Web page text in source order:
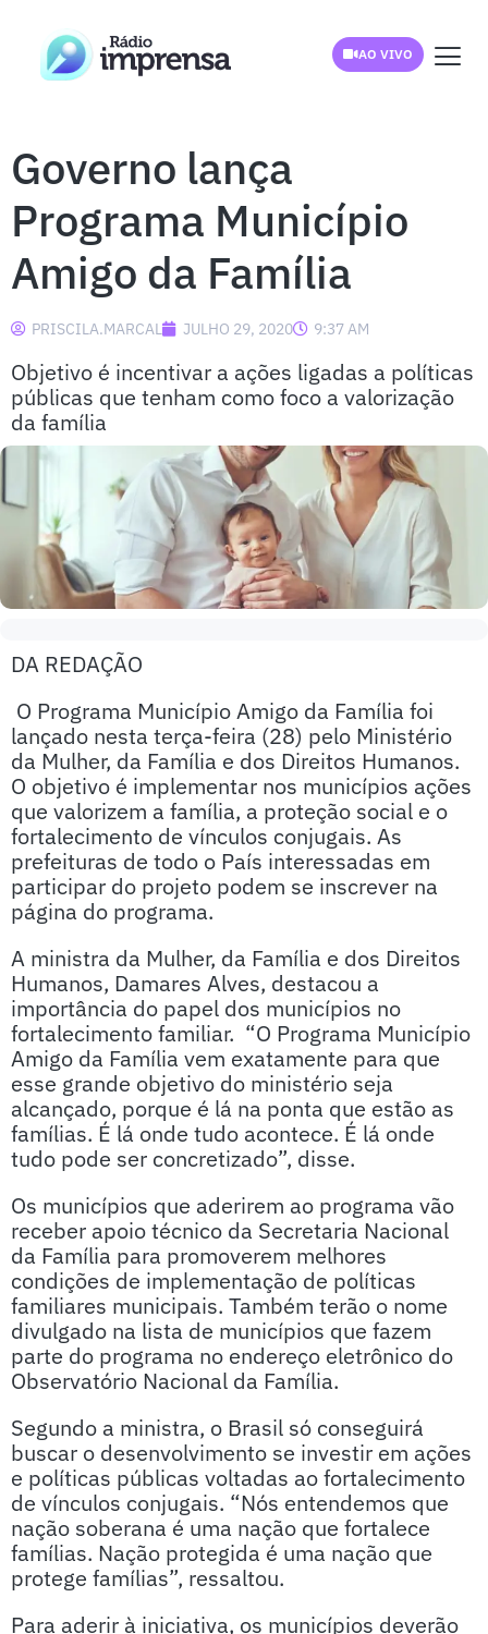
AO VIVO
Governo lança
Programa Município
Amigo da Família
PRISCILA.MARCAL JULHO 29, 2020 9:37 AM
Objetivo é incentivar a ações ligadas a políticas
públicas que tenham como foco a valorização
da família
DA REDAÇÃO
O Programa Município Amigo da Família foi
lançado nesta terça-feira (28) pelo Ministério
da Mulher, da Família e dos Direitos Humanos.
O objetivo é implementar nos municípios ações
que valorizem a família, a proteção social e o
fortalecimento de vínculos conjugais. As
prefeituras de todo o País interessadas em
participar do projeto podem se inscrever na
página do programa.
A ministra da Mulher, da Família e dos Direitos
Humanos, Damares Alves, destacou a
importância do papel dos municípios no
fortalecimento familiar. “O Programa Município
Amigo da Família vem exatamente para que
esse grande objetivo do ministério seja
alcançado, porque é lá na ponta que estão as
famílias. É lá onde tudo acontece. É lá onde
tudo pode ser concretizado”, disse.
Os municípios que aderirem ao programa vão
receber apoio técnico da Secretaria Nacional
da Família para promoverem melhores
condições de implementação de políticas
familiares municipais. Também terão o nome
divulgado na lista de municípios que fazem
parte do programa no endereço eletrônico do
Observatório Nacional da Família.
Segundo a ministra, o Brasil só conseguirá
buscar o desenvolvimento se investir em ações
e políticas públicas voltadas ao fortalecimento
de vínculos conjugais. “Nós entendemos que
nação soberana é uma nação que fortalece
famílias. Nação protegida é uma nação que
protege famílias”, ressaltou.
Para aderir à iniciativa, os municípios deverão